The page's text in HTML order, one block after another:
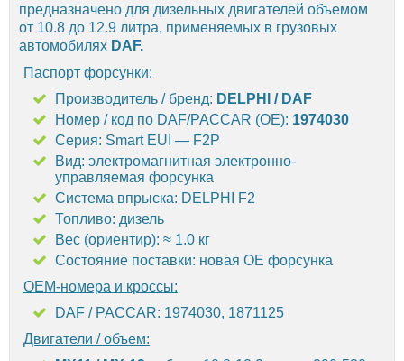
предназначено для дизельных двигателей объемом
от 10.8 до 12.9 литра, применяемых в грузовых
автомобилях DAF.
Паспорт форсунки:
Производитель / бренд: DELPHI / DAF
Номер / код по DAF/PACCAR (OE): 1974030
Серия: Smart EUI — F2P
Вид: электромагнитная электронно-
управляемая форсунка
Система впрыска: DELPHI F2
Топливо: дизель
Вес (ориентир): ≈ 1.0 кг
Состояние поставки: новая OE форсунка
OEM-номера и кроссы:
DAF / PACCAR: 1974030, 1871125
Двигатели / объем: